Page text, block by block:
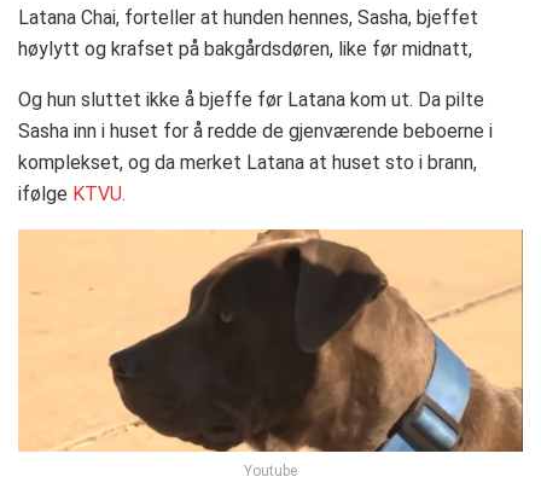
Latana Chai, forteller at hunden hennes, Sasha, bjeffet
høylytt og krafset på bakgårdsdøren, like før midnatt,
Og hun sluttet ikke å bjeffe før Latana kom ut. Da pilte
Sasha inn i huset for å redde de gjenværende beboerne i
komplekset, og da merket Latana at huset sto i brann,
ifølge KTVU.
Youtube